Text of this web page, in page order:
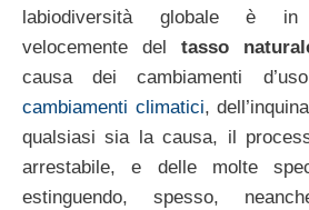
labiodiversità globale è in
velocemente del tasso
causa dei cambiamenti
cambiamenti climatici,
qualsiasi sia la causa, il
arrestabile, e delle molte
estinguendo, spesso,